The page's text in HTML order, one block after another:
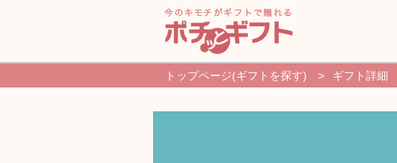
新規登録・ログイン
トップページ(ギフトを探す) > ギフト詳細